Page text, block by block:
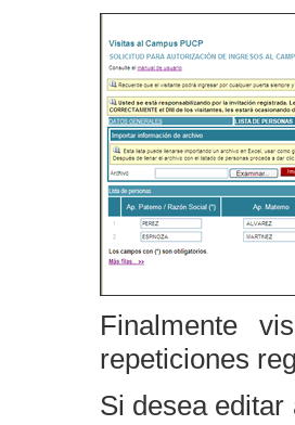
Finalmente
repeticiones
Si desea